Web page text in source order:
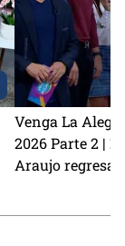
Venga La
2026 Parte 2 |
Araujo